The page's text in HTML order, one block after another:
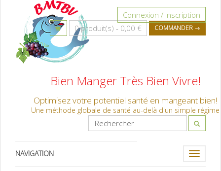
Bien Manger Très Bien Vivre!
Optimisez votre potentiel santé en mangeant bien!
Une méthode globale de santé au-delà d'un simple régime
0 produit(s) - 0,00 € COMMANDER →
Connexion / Inscription
Toggle
NAVIGATION